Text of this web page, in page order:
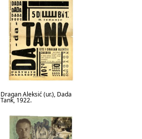
Dragan Aleksić (ur.), Dada
Tank, 1922.